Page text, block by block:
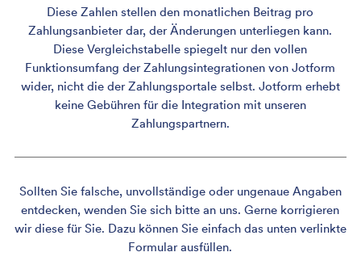
Diese Zahlen stellen den monatlichen Beitrag pro
Zahlungsanbieter dar, der Änderungen unterliegen kann.
Diese Vergleichstabelle spiegelt nur den vollen
Funktionsumfang der Zahlungsintegrationen von Jotform
wider, nicht die der Zahlungsportale selbst. Jotform erhebt
keine Gebühren für die Integration mit unseren
Zahlungspartnern.
Sollten Sie falsche, unvollständige oder ungenaue Angaben
entdecken, wenden Sie sich bitte an uns. Gerne korrigieren
wir diese für Sie. Dazu können Sie einfach das unten verlinkte
Formular ausfüllen.